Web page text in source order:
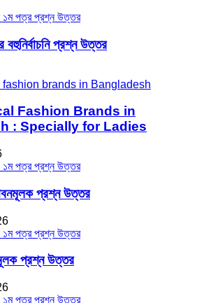
বহুনির্বাচনি প্রশ্ন উত্তর
Fashion Brands in
: Specially for Ladies
প্রশ্ন উত্তর
প্রশ্ন উত্তর